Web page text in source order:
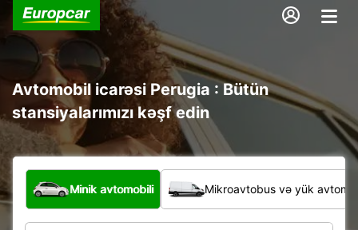
Avtomobil icarəsi Perugia : Bütün
stansiyalarımızı kəşf edin
Hansı növ nəqliyyat vasitəsi?
Minik avtomobili Mikroavtobus və yük